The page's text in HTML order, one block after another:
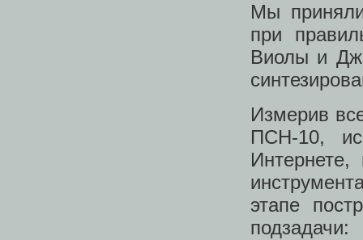
Мы
при
Виолы и
Измерив
ПСН-10,
этапе
подзадачи: